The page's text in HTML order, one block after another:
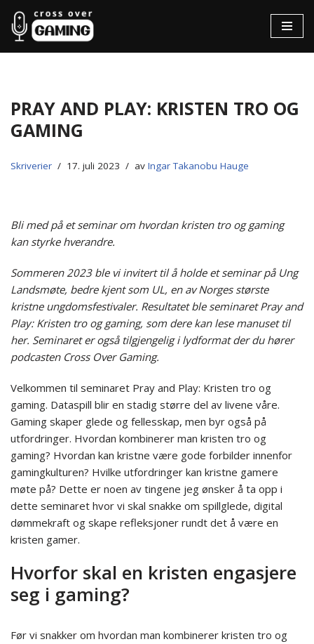
Hopp
til
Pray and Play: Kristen tro og
gaming
Skriverier 17. juli 2023 av Ingar Takanobu Hauge
Bli med på et seminar om hvordan kristen tro og gaming
kan styrke hverandre.
Sommeren 2023 ble vi invitert til å holde et seminar på Ung
Landsmøte, bedre kjent som UL, en av Norges største
kristne ungdomsfestivaler. Resultatet ble seminaret Pray and
Play: Kristen tro og gaming, som dere kan lese manuset til
her. Seminaret er også tilgjengelig i lydformat der du hører
podcasten Cross Over Gaming.
Velkommen til seminaret Pray and Play: Kristen tro og
gaming. Dataspill blir en stadig større del av livene våre.
Gaming skaper glede og fellesskap, men byr også på
utfordringer. Hvordan kombinerer man kristen tro og
gaming? Hvordan kan kristne være gode forbilder innenfor
gamingkulturen? Hvilke utfordringer kan kristne gamere
møte på? Dette er noen av tingene jeg ønsker å ta opp i
dette seminaret hvor vi skal snakke om spillglede, digital
dømmekraft og skape refleksjoner rundt det å være en
kristen gamer.
Hvorfor skal en kristen engasjere
seg i gaming?
Før vi snakker om hvordan man kombinerer kristen tro og